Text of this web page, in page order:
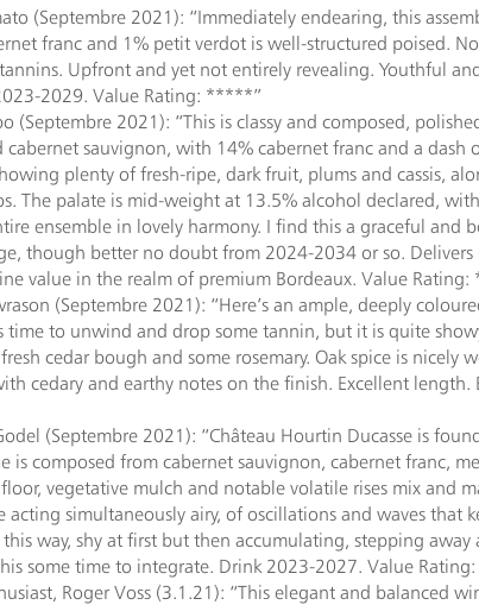
(Septembre 2021): “Immediately endearing, this
franc and 1% petit verdot is well-structured poised.
Upfront and yet not entirely revealing. Youthful
2029. Value Rating: *****”
(Septembre 2021): “This is classy and composed,
sauvignon, with 14% cabernet franc and a dash
plenty of fresh-ripe, dark fruit, plums and cassis,
The palate is mid-weight at 13.5% alcohol declared,
ensemble in lovely harmony. I find this a graceful and
though better no doubt from 2024-2034 or so.
value in the realm of premium Bordeaux. Value
(Septembre 2021): “Here’s an ample, deeply
time to unwind and drop some tannin, but it is quite
cedar bough and some rosemary. Oak spice is nicely
cedary and earthy notes on the finish. Excellent
(Septembre 2021): “Château Hourtin Ducasse is
is composed from cabernet sauvignon, cabernet franc,
vegetative mulch and notable volatile rises mix and
acting simultaneously airy, of oscillations and waves that
this way, shy at first but then accumulating, stepping
some time to integrate. Drink 2023-2027. Value
Roger Voss (3.1.21): “This elegant and balanced